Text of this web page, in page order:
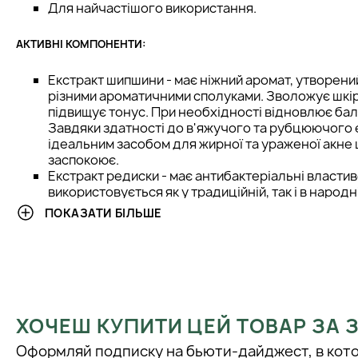
Для найчастішого використання.
АКТИВНІ КОМПОНЕНТИ:
Екстракт шипшини - має ніжний аромат,
різними ароматичними сполуками. Зволожує
підвищує тонус. При необхідності відновлює
Завдяки здатності до в'яжучого та рубцюючого
ідеальним засобом для жирної та ураженої акне
заспокоює.
Екстракт редиски - має антибактеріальні
використовується як у традиційній, так і в
своїй здатності ізолювати бактеріальні
Екстракт зеленого чаю - екстрагується з
високий вміст поліфенолів, кофеїну, вітамінів
(калію та магнію). Широко відомий у Китаї, де
ПОКАЗАТИ БІЛЬШЕ
ХОЧЕШ КУПИТИ ЦЕЙ ТОВАР ЗА
Оформляй подписку на бьюти-дайджест, в